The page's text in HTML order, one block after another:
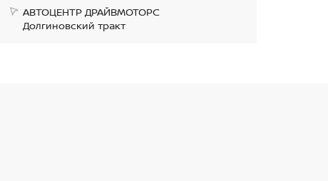
АВТОЦЕНТР ДРАЙВМОТОРС
Долгиновский тракт